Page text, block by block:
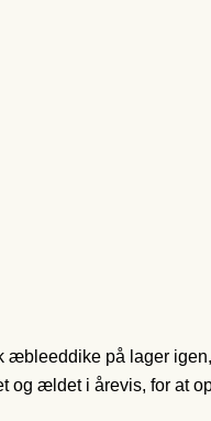
på lager
ældet i årevis, for at